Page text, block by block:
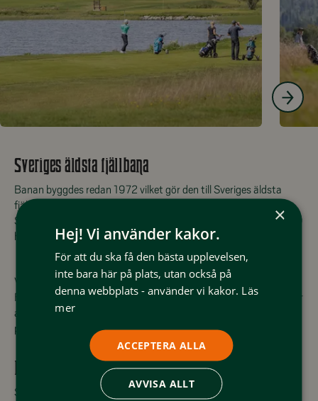
Sveriges äldsta fjällbana
Banan byggdes redan 1972 vilket gör den till Sveriges äldsta
fjällbana. Golfbanan ritades av Nils Sköld och Sune Linde.
Samma år bildades också golfklubben. Klubben fick sina första 9
hål 1973 för att 14 år senare omfatta 18 hål.
Vid två tillfällen har den svenska proffstouren förlagt tävlingar i
Funäsfjällen. Carin Koch, Maria Hjorth och Sophie Gustafson har
alla deltagit och spelat på Ljusnedal. Carin Koch segrade 1993
på 217 slag (+1).
Bedårande banlayout
Svensk Golf 18-hålsbanan i Ljusnedal som helt bedårande. Och
×
Hej! Vi använder kakor.
För att du ska få den bästa upplevelsen,
inte bara här på plats, utan också på
denna webbplats - använder vi kakor. Läs
mer
ACCEPTERA ALLA
AVVISA ALLT